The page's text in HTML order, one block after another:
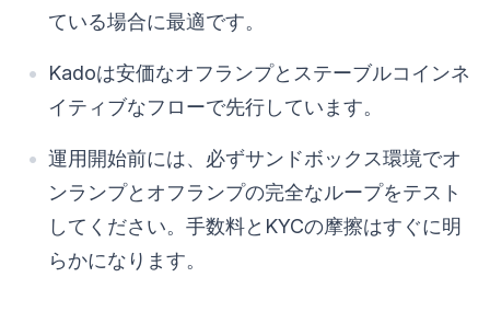
ている場合に最適です。
Kadoは安価なオフランプとステーブルコインネ
イティブなフローで先行しています。
運用開始前には、必ずサンドボックス環境でオ
ンランプとオフランプの完全なループをテスト
してください。手数料とKYCの摩擦はすぐに明
らかになります。